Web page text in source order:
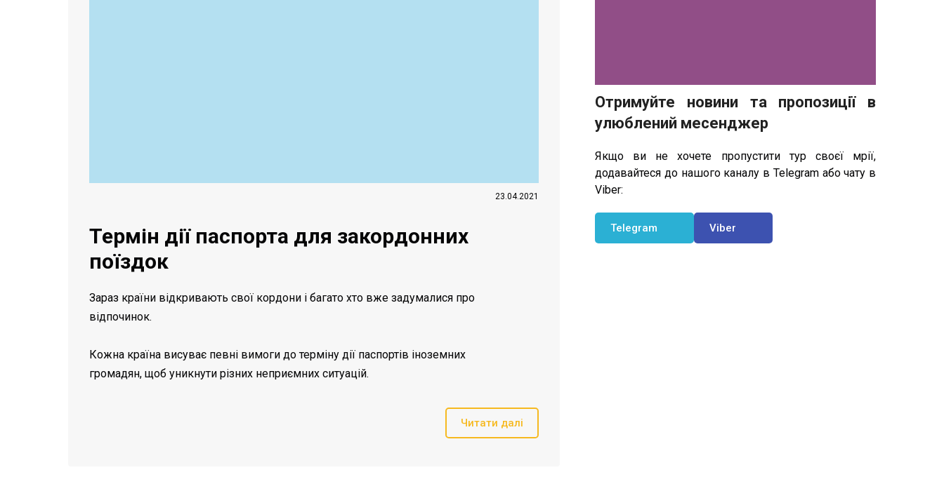
23.04.2021
Термін дії паспорта для закордонних
поїздок
Зараз країни відкривають свої кордони і багато хто вже задумалися про
відпочинок.
Кожна країна висуває певні вимоги до терміну дії паспортів іноземних
громадян, щоб уникнути різних неприємних ситуацій.
Читати далі
Отримуйте новини та пропозиції в
улюблений месенджер
Якщо ви не хочете пропустити тур своєї мрії,
додавайтеся до нашого каналу в Telegram або чату в
Viber:
Telegram Viber